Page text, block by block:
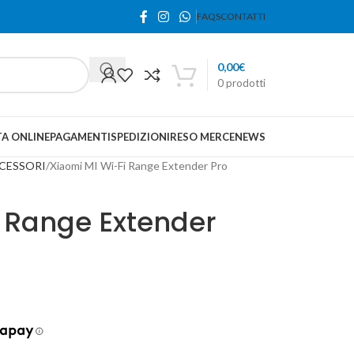
FAQSCONTATTI
0prodotti
0,00€
ONLINEPAGAMENTISPEDIZIONIRESO MERCENEWS
Xiaomi MI Wi-Fi Range Extender Pro
Extender